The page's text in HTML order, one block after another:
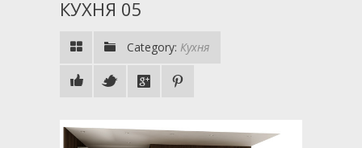
КУХНЯ 05
Category: Кухня